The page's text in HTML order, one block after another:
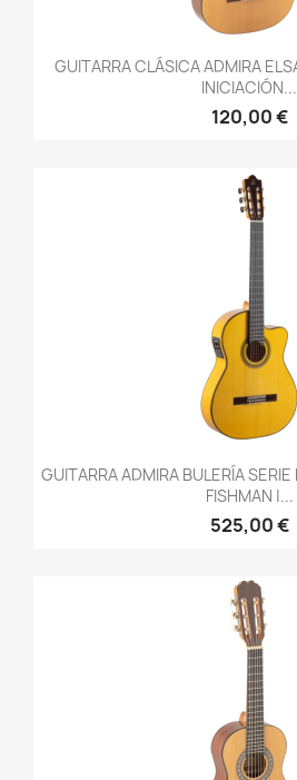
GUITARRA CLÁSICA ADMIRA
INICIACIÓN...
120,00 €
GUITARRA ADMIRA BULERÍA
FISHMAN |...
525,00 €